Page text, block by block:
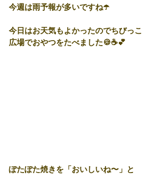
今週は雨予報が多いですね☂️
今日はお天気もよかったのでちびっこ
広場でおやつをたべました🍪☕️💕
ぽたぽた焼きを「おいしいね〜」と